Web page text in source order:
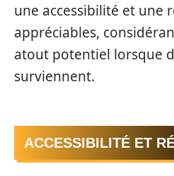
une accessibilité et une
appréciables,
atout potentiel lorsque
surviennent.
ACCESSIBILITÉ ET